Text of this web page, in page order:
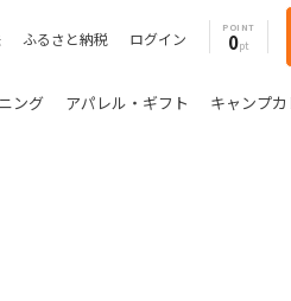
ふるさと納税 ログイン
POINT
0
ング アパレル・ギフト キャンプ